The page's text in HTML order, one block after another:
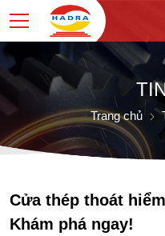
Trang chủ
Cửa thép thoát
Khám phá ngay!